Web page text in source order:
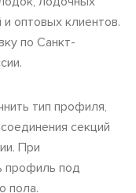
оптовых клиентов.
по Санкт-
тип профиля,
секций
При
профиль под
пола.